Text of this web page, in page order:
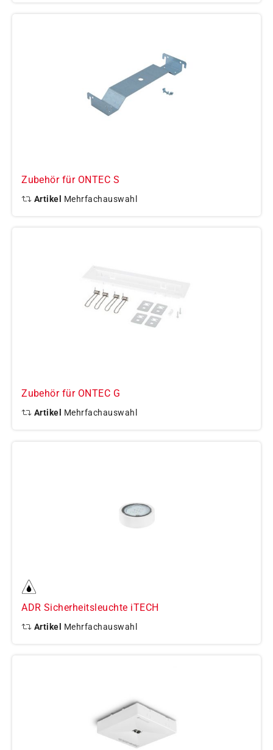
Zubehör für ONTEC S
Artikel Mehrfachauswahl
Zubehör für ONTEC G
Artikel Mehrfachauswahl
ADR Sicherheitsleuchte iTECH
Artikel Mehrfachauswahl